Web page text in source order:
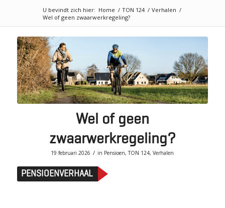
U bevindt zich hier: Home / TON 124 / Verhalen /
Wel of geen zwaarwerkregeling?
Wel of geen
zwaarwerkregeling?
19 februari 2026 / in Pensioen,TON 124,Verhalen
PENSIOENVERHAAL